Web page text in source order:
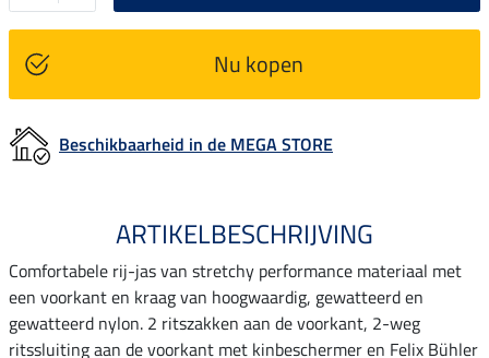
Nu kopen
Beschikbaarheid in de MEGA STORE
ARTIKELBESCHRIJVING
Comfortabele rij-jas van stretchy performance materiaal met
een voorkant en kraag van hoogwaardig, gewatteerd en
gewatteerd nylon. 2 ritszakken aan de voorkant, 2-weg
ritssluiting aan de voorkant met kinbeschermer en Felix Bühler